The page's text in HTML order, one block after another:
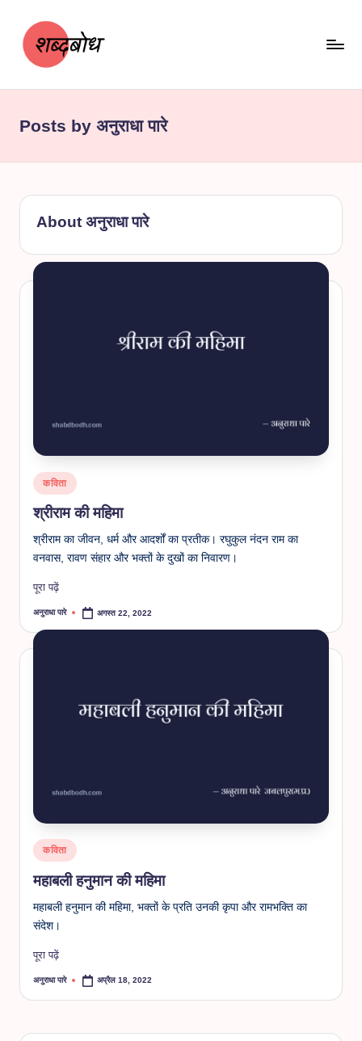
बो
ध
Posts by अनुराधा पारे
About अनुराधा पारे
Posted
in
कविता
श्रीराम की महिमा
श्रीराम का जीवन, धर्म और आदर्शों का प्रतीक। रघुकुल नंदन राम का
वनवास, रावण संहार और भक्तों के दुखों का निवारण।
पूरा पढ़ें
Posted
अनुराधा पारे अगस्त 22, 2022
Posted
in
कविता
महाबली हनुमान की महिमा
महाबली हनुमान की महिमा, भक्तों के प्रति उनकी कृपा और रामभक्ति का
संदेश।
पूरा पढ़ें
Posted
अनुराधा पारे अप्रैल 18, 2022